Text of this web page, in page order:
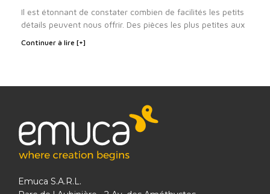
Il est étonnant de constater combien de facilités les petits
détails peuvent nous offrir. Des pièces les plus petites aux
Continuer à lire [+]
Emuca S.A.R.L.